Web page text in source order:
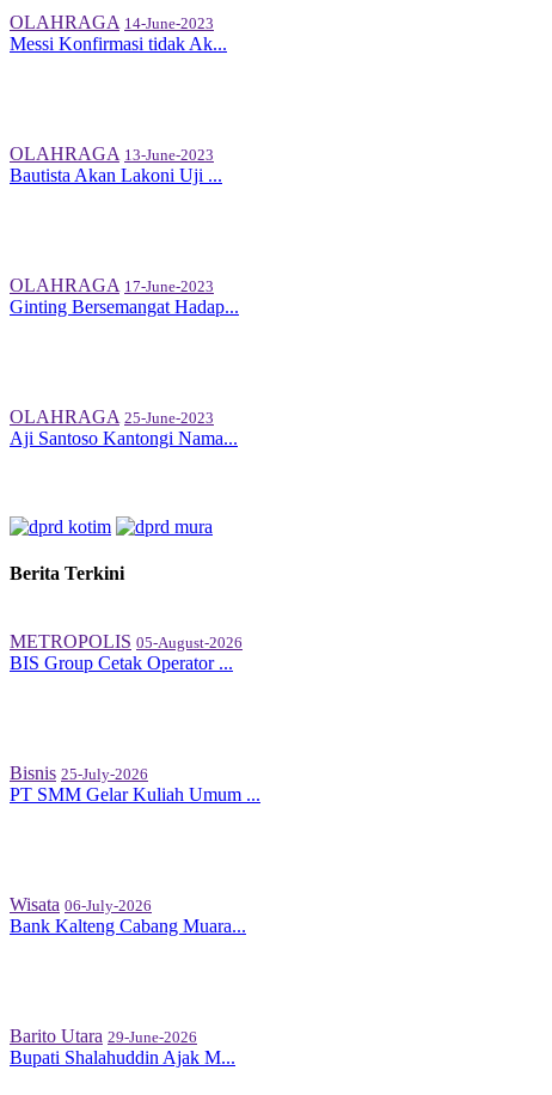
OLAHRAGA 14-June-2023
Messi Konfirmasi tidak Ak...
OLAHRAGA 13-June-2023
Bautista Akan Lakoni Uji ...
OLAHRAGA 17-June-2023
Ginting Bersemangat Hadap...
OLAHRAGA 25-June-2023
Aji Santoso Kantongi Nama...
Berita Terkini
METROPOLIS 05-August-2026
BIS Group Cetak Operator ...
Bisnis 25-July-2026
PT SMM Gelar Kuliah Umum ...
Wisata 06-July-2026
Bank Kalteng Cabang Muara...
Barito Utara 29-June-2026
Bupati Shalahuddin Ajak M...